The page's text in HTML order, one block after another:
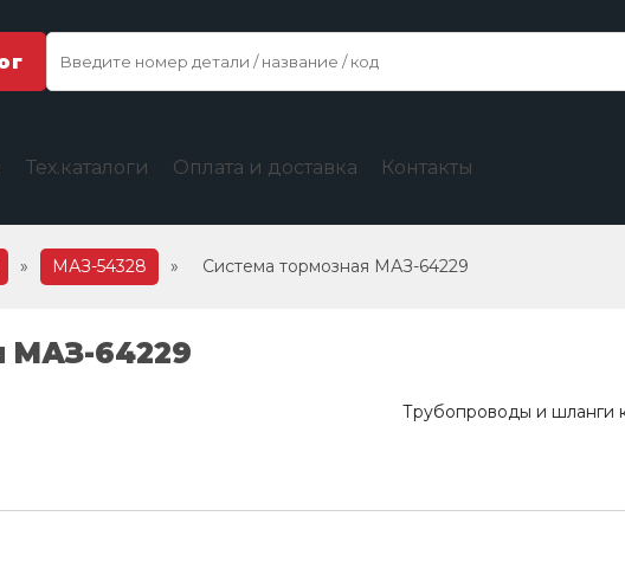
Тех.каталоги Оплата и доставка Контакты
» МАЗ-54328 » Система тормозная МАЗ-64229
МАЗ-64229
Трубопроводы и шланги